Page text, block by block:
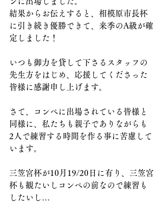
結果からお伝えすると、相模原市長杯
に引き続き優勝できて、来季のA級が確
定しました！
いつも御力を貸して下さるスタッフの
先生方をはじめ、応援してくださった
皆様に感謝申し上げます。
さて、コンペに出場されている皆様と
同様に、私たちも親子でありながらも
2人で練習する時間を作る事に苦慮して
います。
三笠宮杯が10月19/20日に有り、三笠宮
杯も観たいしコンペの前なので練習も
したいし…